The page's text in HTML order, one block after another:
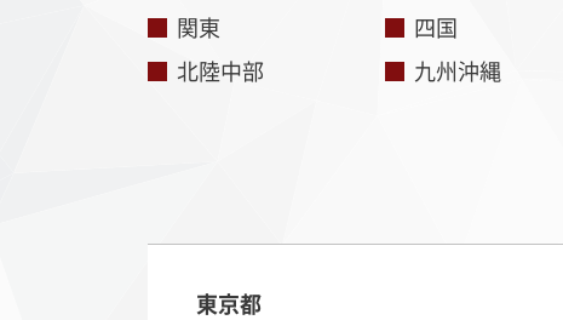
関東
北陸中部
四国
九州沖縄
東京都